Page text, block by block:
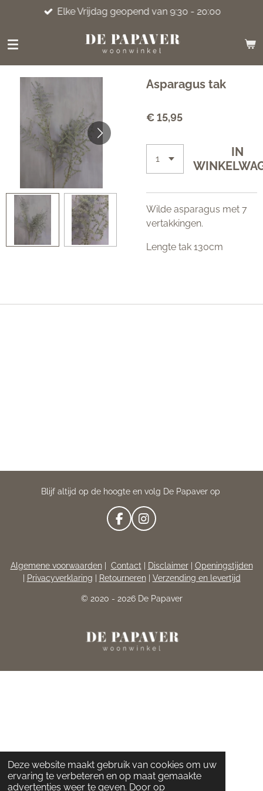
Deze website maakt gebruik van cookies om uw
ervaring te verbeteren en op maat gemaakte
advertenties weer te geven. Door op
naar
hoofdinhoud
Elke Vrijdag geopend van 9:30 - 20:00
Asparagus tak
€ 15,95
IN
Wilde asparagus met 7
vertakkingen.
Lengte tak 130cm
Blijf altijd op de hoogte en volg De Papaver op
F
A
B
O
K
I
N
A
G
A
Algemene voorwaarden| Contact| Disclaimer| Openingstijden
Privacyverklaring Retourneren| Verzending en levertijd
© 2020 - 2026 De Papaver